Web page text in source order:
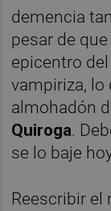
demencia
pesar de
epicentro
vampiriza, lo
almohadón
Quiroga.
se lo baje
Reescribir